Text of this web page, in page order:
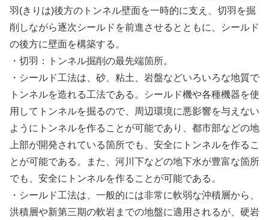
羽(きりは)後方のトンネル壁面を一時的に支え、切羽を掘
削しながら逐次シールドを前進させるとともに、シールド
の後方に壁面を構築する。
・切羽：トンネル掘削の最先端箇所。
・シールド工法は、砂、粘土、岩盤などいろいろな地質で
トンネルを造れる工法である。シールド機や各種機器を使
用してトンネルを掘るので、周辺環境に悪影響を与えない
ようにトンネルを作ることが可能であり、都市部などの地
上部が開発されている箇所でも、安全にトンネルを作るこ
とが可能である。また、河川下などの地下水が豊富な箇所
でも、安全にトンネルを作ることが可能である。
・シールド工法は、一般的には非常に軟弱な沖積層から、
洪積層や新第三期の軟岩までの地盤に適用されるが、硬岩